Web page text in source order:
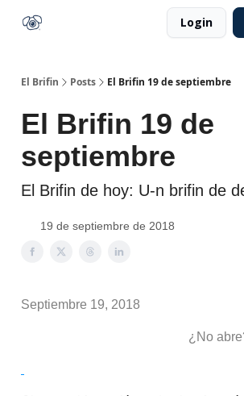
Login
El Brifin Posts El Brifin 19 de septiembre
El Brifin 19 de
septiembre
El Brifin de hoy: U-n brifin de
19 de septiembre de 2018
Septiembre 19, 2018
¿No